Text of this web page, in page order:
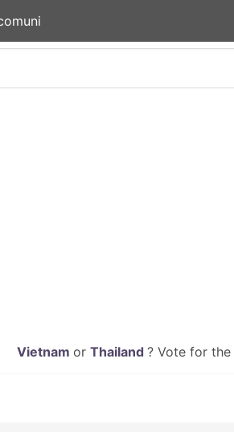
Vietnam or Thailand ? Vote for the